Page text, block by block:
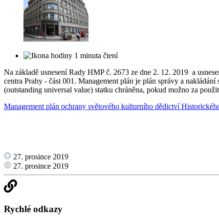
1 minuta čtení
Na základě usnesení Rady HMP č. 2673 ze dne 2. 12. 2019 a
centra Prahy - část 001. Management plán je plán správy a
(outstanding universal value) statku chráněna, pokud možno za
Management plán ochrany světového kulturního dědictví
27. prosince 2019
27. prosince 2019
Rychlé odkazy